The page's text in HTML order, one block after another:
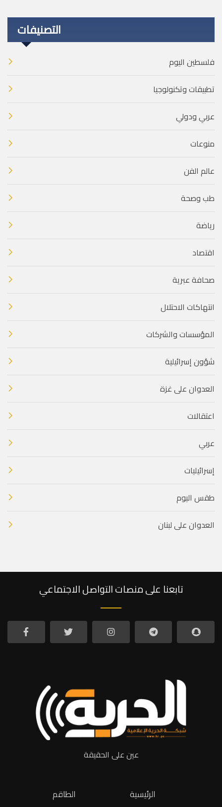
التصنيفات
فلسطين اليوم
تطبيقات وتكنولوجيا
عربي ودولي
منوعات
عالم الفن
طب وصحة
رياضة
اقتصاد
صحافة عبرية
انتهاكات الاحتلال
المؤسسات والشركات
شؤون إسرائيلية
العدوان على غزة
اعتقالات
عربي
إسرائيليات
طقس اليوم
العدوان على لبنان
تابعنا على منصات التواصل الاجتماعي
عين على الحقيقة
الطاقم
الرئيسية